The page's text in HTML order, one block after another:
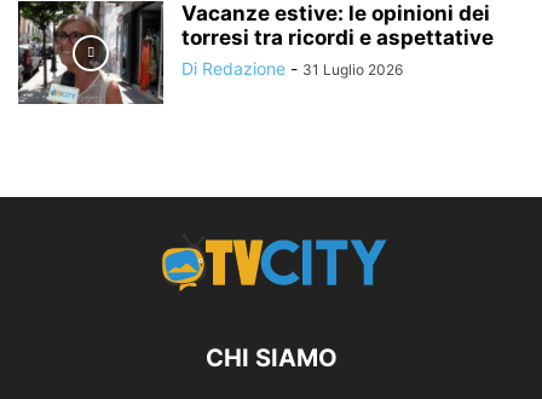
Vacanze estive: le opinioni dei
torresi tra ricordi e aspettative
Di Redazione - 31 Luglio 2026
CHI SIAMO